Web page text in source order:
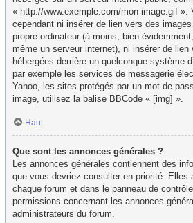
« http://www.exemple.com/mon-image.gif ».
cependant ni insérer de lien vers des
propre ordinateur (à moins, bien
même un serveur internet), ni insérer de lien
hébergées derrière un quelconque système
par exemple les services de messagerie
Yahoo, les sites protégés par un mot de
image, utilisez la balise BBCode « [img] ».
Haut
Que sont les annonces générales ?
Les annonces générales contiennent des
que vous devriez consulter en priorité. Elles
chaque forum et dans le panneau de
permissions concernant les annonces
administrateurs du forum.